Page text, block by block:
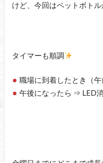
けど、今回はペットボトル
タイマーも順調
職場に到着したとき（
午後になったら ⇒ LED